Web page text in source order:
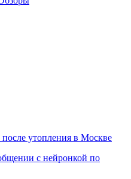
после утопления в Москве
с нейронкой по